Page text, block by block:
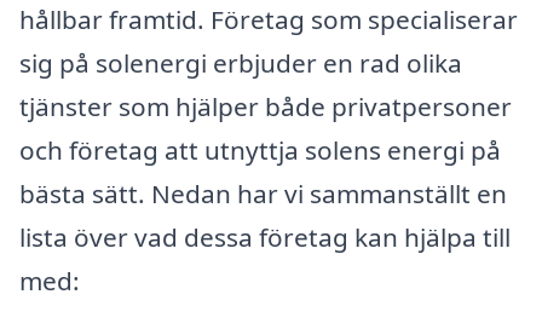
hållbar framtid. Företag som specialiserar
sig på solenergi erbjuder en rad olika
tjänster som hjälper både privatpersoner
och företag att utnyttja solens energi på
bästa sätt. Nedan har vi sammanställt en
lista över vad dessa företag kan hjälpa till
med: